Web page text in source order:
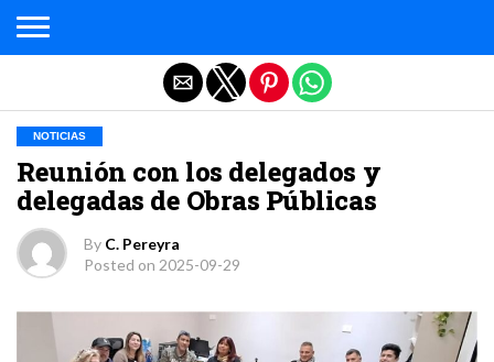
NOTICIAS
Reunión con los delegados y
delegadas de Obras Públicas
By C. Pereyra
Posted on 2025-09-29